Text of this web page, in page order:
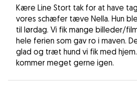
Kære Line Stort tak for at have
vores schæfer tæve Nella. Hun
til lørdag. Vi fik mange billeder/
hele ferien som gav ro i maven.
glad og træt hund vi fik med hjem.
kommer meget gerne igen.